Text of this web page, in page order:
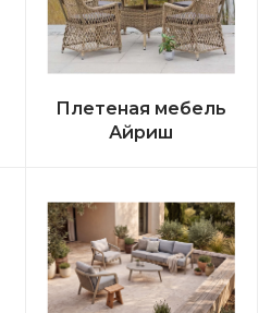
Плетеная мебель
Айриш